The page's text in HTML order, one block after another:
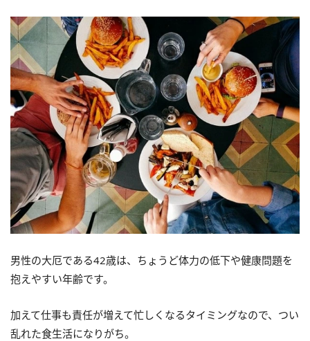
男性の大厄である42歳は、ちょうど体力の低下や健康問題を
抱えやすい年齢です。
加えて仕事も責任が増えて忙しくなるタイミングなので、つい
乱れた食生活になりがち。